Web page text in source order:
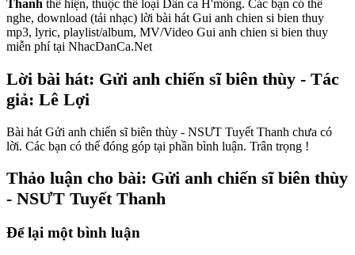
Thanh thể hiện, thuộc thể loại Dân ca H'mông. Các bạn có thể
nghe, download (tải nhạc) lời bài hát Gui anh chien si bien thuy
mp3, lyric, playlist/album, MV/Video Gui anh chien si bien thuy
miễn phí tại NhacDanCa.Net
Lời bài hát: Gửi anh chiến sĩ biên thùy - Tác
giả: Lê Lợi
Bài hát Gửi anh chiến sĩ biên thùy - NSƯT Tuyết Thanh chưa có
lời. Các bạn có thể đóng góp tại phần bình luận. Trân trọng !
Thảo luận cho bài: Gửi anh chiến sĩ biên thùy
- NSƯT Tuyết Thanh
Để lại một bình luận